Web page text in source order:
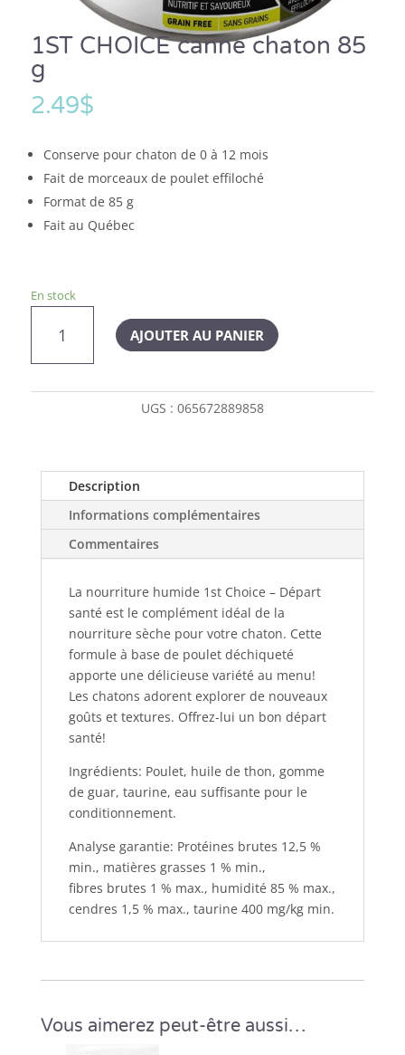
1ST CHOICE canne chaton 85
g
2.49$
Conserve pour chaton de 0 à 12 mois
Fait de morceaux de poulet effiloché
Format de 85 g
Fait au Québec
En stock
AJOUTER AU PANIER
UGS : 065672889858
Description
Informations complémentaires
Commentaires
La nourriture humide 1st Choice – Départ
santé est le complément idéal de la
nourriture sèche pour votre chaton. Cette
formule à base de poulet déchiqueté
apporte une délicieuse variété au menu!
Les chatons adorent explorer de nouveaux
goûts et textures. Offrez-lui un bon départ
santé!
Ingrédients: Poulet, huile de thon, gomme
de guar, taurine, eau suffisante pour le
conditionnement.
Analyse garantie: Protéines brutes 12,5 %
min., matières grasses 1 % min.,
fibres brutes 1 % max., humidité 85 % max.,
cendres 1,5 % max., taurine 400 mg/kg min.
Vous aimerez peut-être aussi…